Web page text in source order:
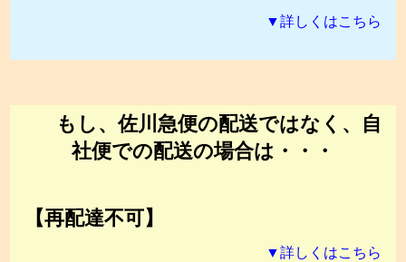
▼詳しくはこちら
もし、佐川急便の配送ではなく、自
社便での配送の場合は・・・
【再配達不可】
▼詳しくはこちら